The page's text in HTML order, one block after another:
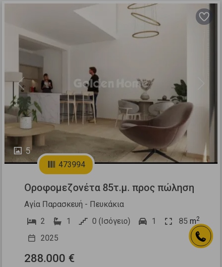
5
Previous
473994
Οροφομεζονέτα 85τ.μ. προς πώληση
Αγία Παρασκευή - Πευκάκια
2
1 0 (Ισόγειο) 1 85 m2
2025
288.000 €